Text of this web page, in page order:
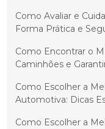
Como Avaliar e
Forma Prática e
Como Encontrar o
Caminhões e
Como Escolher a
Automotiva: Dicas
Como Escolher a